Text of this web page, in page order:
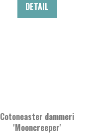
DETAIL
Cotoneaster dammeri
'Mooncreeper'